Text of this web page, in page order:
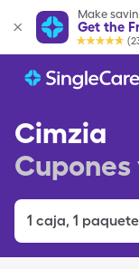
Make
Get the
Cimzia
1 caja, 1 paquete